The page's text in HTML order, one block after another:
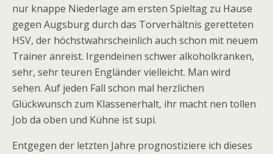
nur knappe Niederlage am ersten Spieltag zu Hause
gegen Augsburg durch das Torverhältnis geretteten
HSV, der höchstwahrscheinlich auch schon mit neuem
Trainer anreist. Irgendeinen schwer alkoholkranken,
sehr, sehr teuren Engländer vielleicht. Man wird
sehen. Auf jeden Fall schon mal herzlichen
Glückwunsch zum Klassenerhalt, ihr macht nen tollen
Job da oben und Kühne ist supi.
Entgegen der letzten Jahre prognostiziere ich dieses